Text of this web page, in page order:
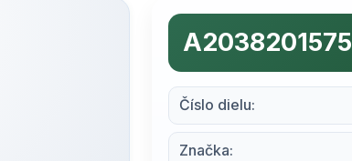
A2038201575
Číslo dielu:
Značka: